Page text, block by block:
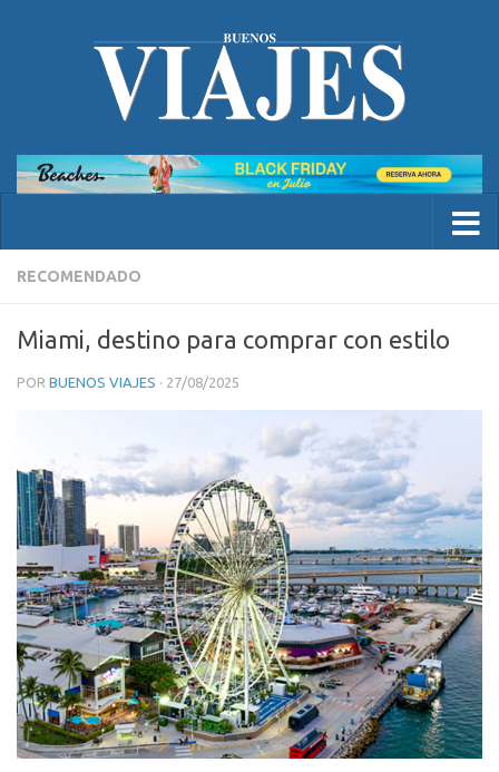
RECOMENDADO
Miami, destino para comprar con estilo
POR BUENOS VIAJES · 27/08/2025